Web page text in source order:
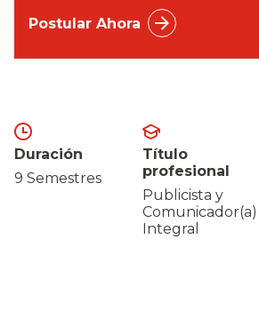
Postular Ahora
Duración
9 Semestres
Título
profesional
Publicista y
Comunicador(a)
Integral